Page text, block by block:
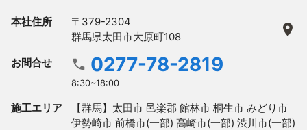
本社住所
〒379-2304
群馬県太田市大原町108
お問合せ 0277-78-2819
8:30~18:00
施工エリア
【群馬】太田市 邑楽郡 館林市 桐生市 みどり市
伊勢崎市 前橋市(一部) 高崎市(一部) 渋川市(一部)